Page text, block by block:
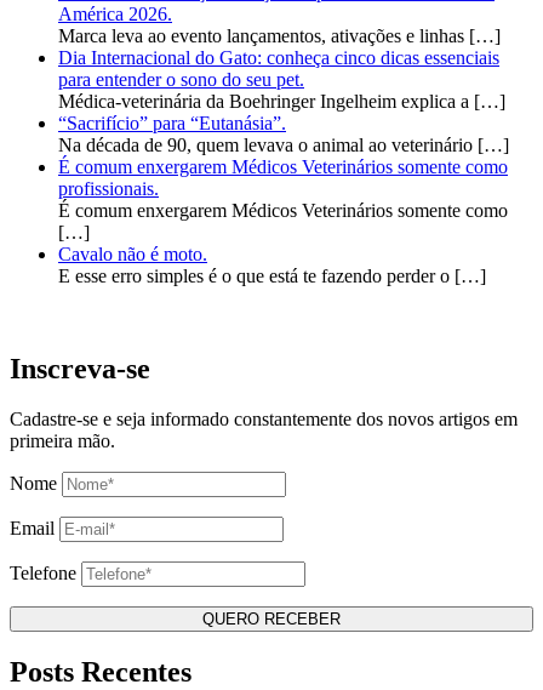
América 2026.
Marca leva ao evento lançamentos, ativações e linhas […]
Dia Internacional do Gato: conheça cinco dicas essenciais
para entender o sono do seu pet.
Médica-veterinária da Boehringer Ingelheim explica a […]
“Sacrifício” para “Eutanásia”.
Na década de 90, quem levava o animal ao veterinário […]
É comum enxergarem Médicos Veterinários somente como
profissionais.
É comum enxergarem Médicos Veterinários somente como
[…]
Cavalo não é moto.
E esse erro simples é o que está te fazendo perder o […]
Inscreva-se
Cadastre-se e seja informado constantemente dos novos artigos em
primeira mão.
Nome
Email
Telefone
Posts Recentes